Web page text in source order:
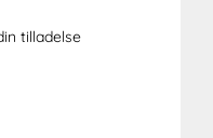
tilladelse